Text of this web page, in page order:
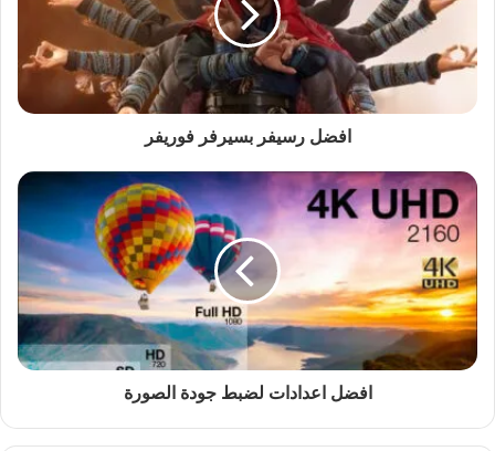
افضل رسيفر بسيرفر فوريفر
افضل اعدادات لضبط جودة الصورة